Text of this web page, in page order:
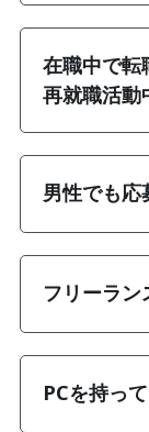
在職中で転
再就職活動
男性でも応
フリーラン
PCを持っ